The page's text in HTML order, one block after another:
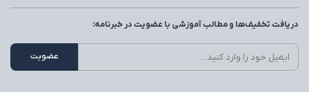
دریافت تخفیف‌ها و مطالب آموزشی با عضویت در خبرنامه: